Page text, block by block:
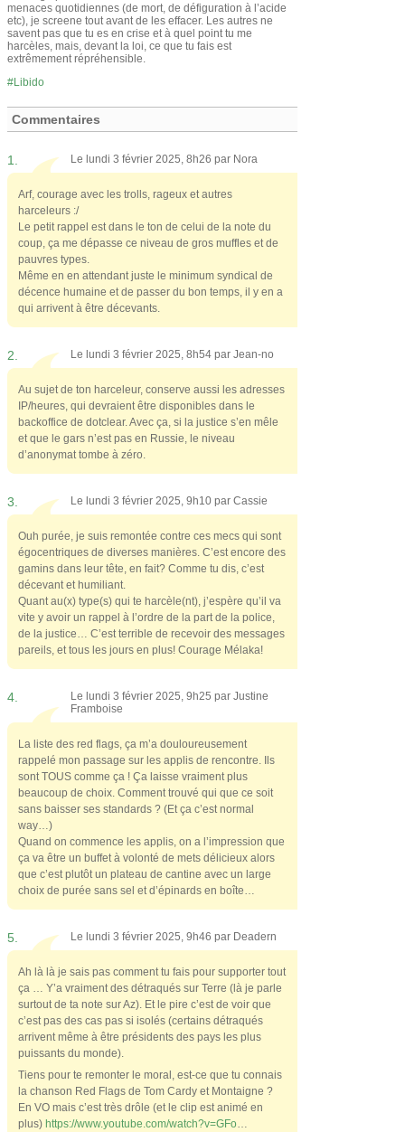
menaces quotidiennes (de mort, de défiguration à l’acide
etc), je screene tout avant de les effacer. Les autres ne
savent pas que tu es en crise et à quel point tu me
harcèles, mais, devant la loi, ce que tu fais est
extrêmement répréhensible.
Libido
Commentaires
1. Le lundi 3 février 2025, 8h26 par Nora
Arf, courage avec les trolls, rageux et autres
harceleurs :/
Le petit rappel est dans le ton de celui de la note du
coup, ça me dépasse ce niveau de gros muffles et de
pauvres types.
Même en en attendant juste le minimum syndical de
décence humaine et de passer du bon temps, il y en a
qui arrivent à être décevants.
2. Le lundi 3 février 2025, 8h54 par Jean-no
Au sujet de ton harceleur, conserve aussi les adresses
IP/heures, qui devraient être disponibles dans le
backoffice de dotclear. Avec ça, si la justice s’en mêle
et que le gars n’est pas en Russie, le niveau
d’anonymat tombe à zéro.
3. Le lundi 3 février 2025, 9h10 par Cassie
Ouh purée, je suis remontée contre ces mecs qui sont
égocentriques de diverses manières. C’est encore des
gamins dans leur tête, en fait? Comme tu dis, c’est
décevant et humiliant.
Quant au(x) type(s) qui te harcèle(nt), j’espère qu’il va
vite y avoir un rappel à l’ordre de la part de la police,
de la justice… C’est terrible de recevoir des messages
pareils, et tous les jours en plus! Courage Mélaka!
4. Le lundi 3 février 2025, 9h25 par Justine
Framboise
La liste des red flags, ça m’a douloureusement
rappelé mon passage sur les applis de rencontre. Ils
sont TOUS comme ça ! Ça laisse vraiment plus
beaucoup de choix. Comment trouvé qui que ce soit
sans baisser ses standards ? (Et ça c’est normal
way…)
Quand on commence les applis, on a l’impression que
ça va être un buffet à volonté de mets délicieux alors
que c’est plutôt un plateau de cantine avec un large
choix de purée sans sel et d’épinards en boîte…
5. Le lundi 3 février 2025, 9h46 par Deadern
Ah là là je sais pas comment tu fais pour supporter tout
ça … Y’a vraiment des détraqués sur Terre (là je parle
surtout de ta note sur Az). Et le pire c’est de voir que
c’est pas des cas pas si isolés (certains détraqués
arrivent même à être présidents des pays les plus
puissants du monde).
Tiens pour te remonter le moral, est-ce que tu connais
la chanson Red Flags de Tom Cardy et Montaigne ?
En VO mais c’est très drôle (et le clip est animé en
plus) https://www.youtube.com/watch?v=GFo…